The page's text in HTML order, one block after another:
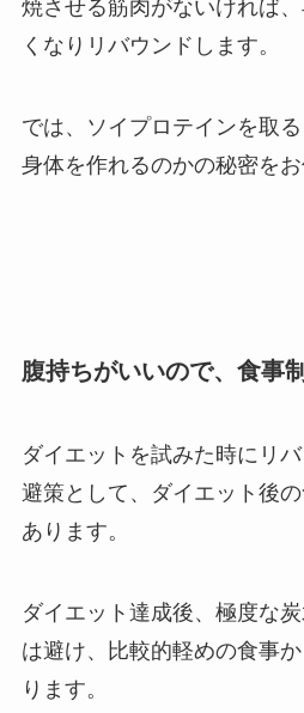
くなりリバウンドします。
では、ソイプロテインを取
身体を作れるのかの秘密を
腹持ちがいいので、食事
ダイエットを試みた時にリ
避策として、ダイエット後
あります。
ダイエット達成後、極度な
は避け、比較的軽めの食事
ります。